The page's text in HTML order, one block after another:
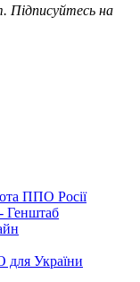
Підписуйтесь на
ППО Росії
Генштаб
для України